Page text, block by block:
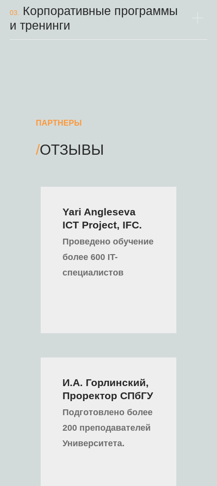
03.
Корпоративные программы
и тренинги
/ОТЗЫВЫ
ПАРТНЕРЫ
Yari Angleseva
ICT Project, IFC.
Проведено обучение
более 600 IT-
специалистов
Подготовлено более
200 преподавателей
Университета.
И.А. Горлинский,
Проректор СПбГУ